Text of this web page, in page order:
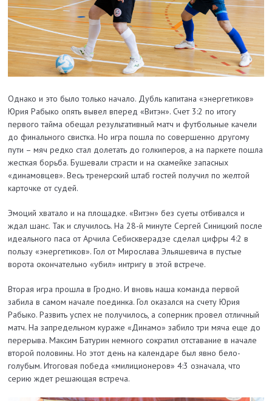
Однако и это было только начало. Дубль капитана «энергетиков»
Юрия Рабыко опять вывел вперед «Витэн». Счет 3:2 по итогу
первого тайма обещал результативный матч и футбольные качели
до финального свистка. Но игра пошла по совершенно другому
пути – мяч редко стал долетать до голкиперов, а на паркете пошла
жесткая борьба. Бушевали страсти и на скамейке запасных
«динамовцев». Весь тренерский штаб гостей получил по желтой
карточке от судей.
Эмоций хватало и на площадке. «Витэн» без суеты отбивался и
ждал шанс. Так и случилось. На 28-й минуте Сергей Синицкий после
идеального паса от Арчила Себискверадзе сделал цифры 4:2 в
пользу «энергетиков». Гол от Мирослава Эльяшевича в пустые
ворота окончательно «убил» интригу в этой встрече.
Вторая игра прошла в Гродно. И вновь наша команда первой
забила в самом начале поединка. Гол оказался на счету Юрия
Рабыко. Развить успех не получилось, а соперник провел отличный
матч. На запредельном кураже «Динамо» забило три мяча еще до
перерыва. Максим Батурин немного сократил отставание в начале
второй половины. Но этот день на календаре был явно бело-
голубым. Итоговая победа «милиционеров» 4:3 означала, что
серию ждет решающая встреча.